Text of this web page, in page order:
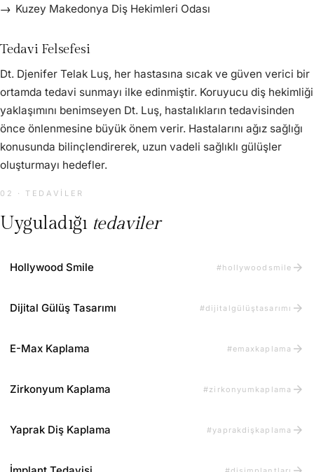
Kuzey Makedonya Diş Hekimleri Odası
Tedavi Felsefesi
Dt. Djenifer Telak Luş, her hastasına sıcak ve güven verici bir
ortamda tedavi sunmayı ilke edinmiştir. Koruyucu diş hekimliği
yaklaşımını benimseyen Dt. Luş, hastalıkların tedavisinden
önce önlenmesine büyük önem verir. Hastalarını ağız sağlığı
konusunda bilinçlendirerek, uzun vadeli sağlıklı gülüşler
oluşturmayı hedefler.
02 · TEDAVILER
Uyguladığı tedaviler
Hollywood Smile #hollywoodsmile arrow_forward
Dijital Gülüş Tasarımı #dijitalgülüştasarımı arrow_forward
E-Max Kaplama #emaxkaplama arrow_forward
Zirkonyum Kaplama #zirkonyumkaplama arrow_forward
Yaprak Diş Kaplama #yaprakdişkaplama arrow_forward